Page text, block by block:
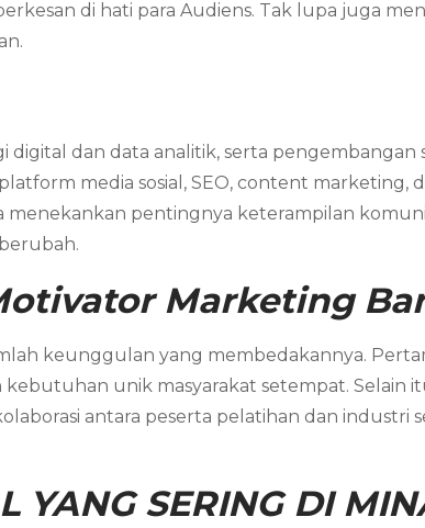
di hati para Audiens. Tak lupa juga
dan data analitik, serta pengembangan
media sosial, SEO, content
pentingnya keterampilan
Marketing
keunggulan yang membedakannya.
unik masyarakat setempat. Selain
antara peserta pelatihan dan
YANG SERING DI